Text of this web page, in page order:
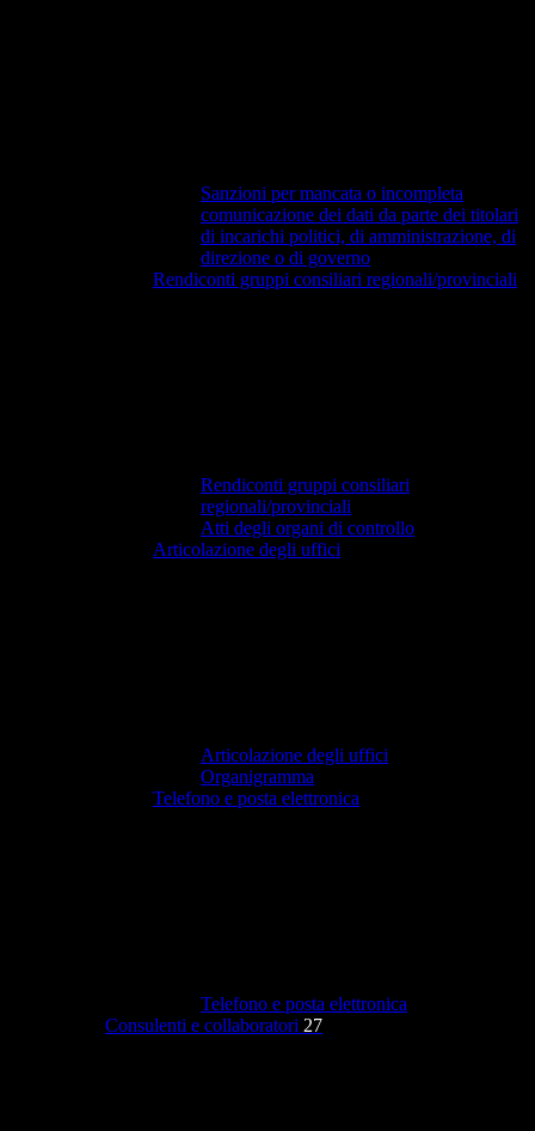
Sanzioni per mancata o incompleta
comunicazione dei dati da parte dei titolari
di incarichi politici, di amministrazione, di
direzione o di governo
Rendiconti gruppi consiliari regionali/provinciali
Rendiconti gruppi consiliari
regionali/provinciali
Atti degli organi di controllo
Articolazione degli uffici
Articolazione degli uffici
Organigramma
Telefono e posta elettronica
Telefono e posta elettronica
Consulenti e collaboratori 27